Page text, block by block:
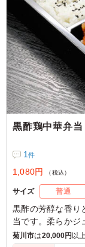
黒酢鶏中華弁当
1件
1,080円 （税込）
サイズ 普通
黒酢の芳醇な香り
当です。柔らかジ
のお弁当です。ぜ
菊川市は20,000円以